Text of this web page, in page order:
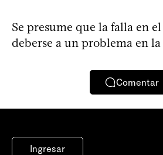
Se presume que la falla en
deberse a un problema en
Comentar
Ingresar